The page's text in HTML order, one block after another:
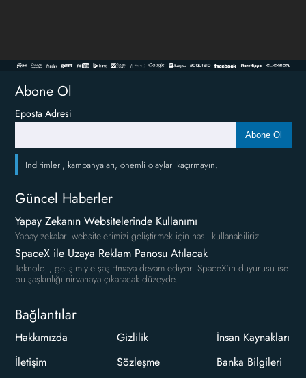
Abone Ol
Eposta Adresi
Abone Ol
İndirimleri, kampanyaları, önemli olayları kaçırmayın.
Güncel Haberler
Yapay Zekanın Websitelerinde Kullanımı
Yapay zekaları websitelerimizi geliştirmek için nasıl kullanabiliriz
SpaceX ile Uzaya Reklam Panosu Atılacak
Teknoloji, gelişimiyle şaşırtmaya devam ediyor. SpaceX'in duyurusu ise
bu şaşkınlığı nirvanaya çıkaracak düzeyde.
Bağlantılar
Hakkımızda
İletişim
Gizlilik
Sözleşme
İnsan Kaynakları
Banka Bilgileri